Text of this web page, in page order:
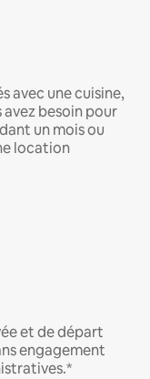
avec une cuisine,
besoin pour
un mois ou
location
et de départ
engagement